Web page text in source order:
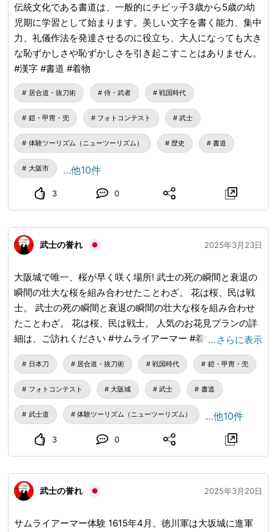
伝統文化である書道は、一般的にチビッ子3歳から5歳の幼
児期に学習として始まります。美しい文字を書く能力、集中
力、礼儀作法を発達させるのに役立ち、大人になっても大き
な恥ずかしさや恥ずかしさを引き起こすことはありません。
#漢字 #書道 #着物
居合道・抜刀術 侍・武者 戦国時代
鎧・甲冑・兜 フォトコンテスト 武士
体験ツーリズム（ニューツーリズム） 歴史 書道
大阪市 …他10件
3 0
武士の誉れ 2025年3月23日
大阪城で唯一、桜が早く咲く場所! 武士の死の瞬間と衰退の
瞬間の壮大な桜を組み合わせたことわざ。 花は桜、民は戦
士。 武士の死の瞬間と衰退の瞬間の壮大な桜を組み合わせ
たことわざ。 花は桜、民は戦士。 人気のお花見プランの詳
細は、ご訪れください #サムライアーマー #着物 #SAKURA
セレスティアルブロッサム
… さらに表示
日本刀 居合道・抜刀術 戦国時代 鎧・甲冑・兜
フォトコンテスト 大阪城 武士 書道
武士道 体験ツーリズム（ニューツーリズム） …他10件
3 0
武士の誉れ 2025年3月20日
サムライアーマー体験 1615年4月、徳川軍は大坂城に進軍